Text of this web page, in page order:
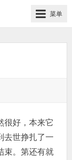
菜单
很好，本来它
去世挣扎了一
束。第还有就